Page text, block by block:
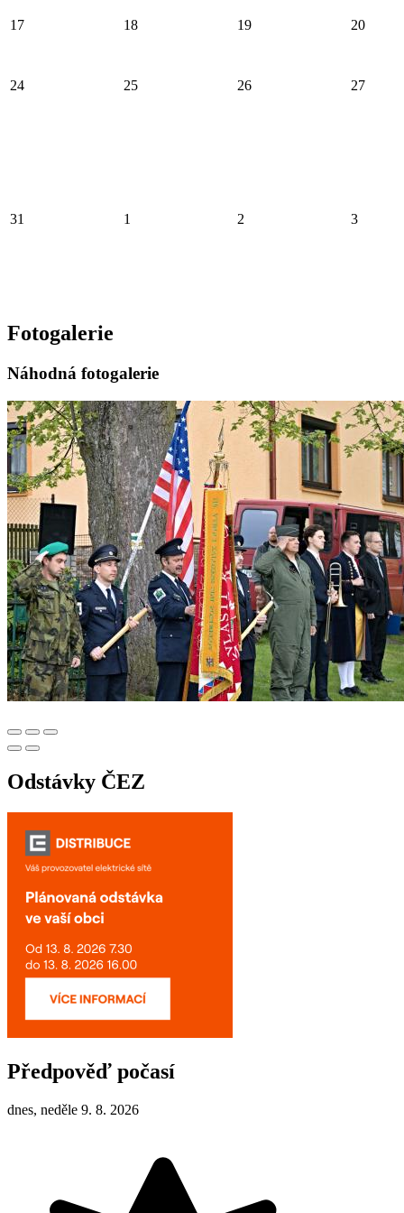
17 18 19 20
24 25 26 27
31 1 2 3
Fotogalerie
Náhodná fotogalerie
Odstávky ČEZ
Předpověď počasí
dnes, neděle 9. 8. 2026